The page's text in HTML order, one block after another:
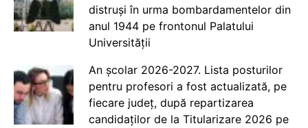
distruși în urma bombardamentelor din
anul 1944 pe frontonul Palatului
Universității
An școlar 2026-2027. Lista posturilor
pentru profesori a fost actualizată, pe
fiecare județ, după repartizarea
candidaților de la Titularizare 2026 pe